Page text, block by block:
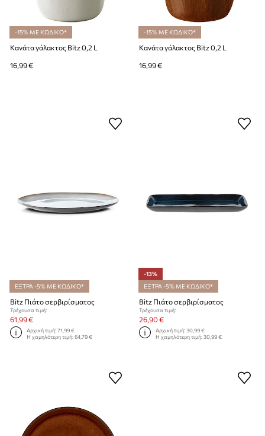
-15% ΜΕ ΚΩΔΙΚΟ*
Κανάτα γάλακτος Bitz 0,2 L
16,99 €
-15% ΜΕ ΚΩΔΙΚΟ*
Κανάτα γάλακτος Bitz 0,2 L
16,99 €
ΕΞΤΡΑ -5% ΜΕ ΚΩΔΙΚΟ*
Bitz Πιάτο σερβιρίσματος
Τρέχουσα τιμή:
61,99 €
Αρχική τιμή:71,99 €
Η χαμηλότερη τιμή:64,79 €
-13%
ΕΞΤΡΑ -5% ΜΕ ΚΩΔΙΚΟ*
Bitz Πιάτο σερβιρίσματος
Τρέχουσα τιμή:
26,90 €
Αρχική τιμή:30,99 €
Η χαμηλότερη τιμή:30,99 €